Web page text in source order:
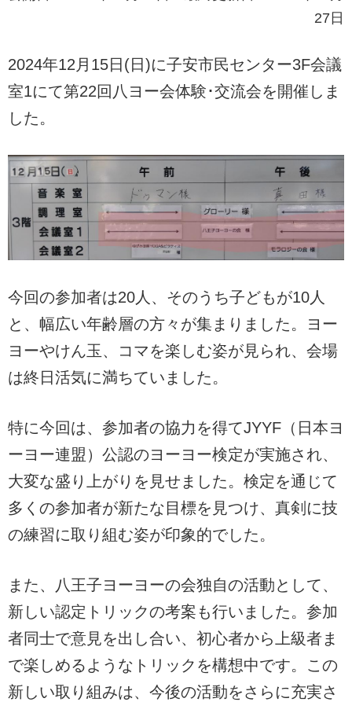
27日
2024年12月15日(日)に子安市民センター3F会議
室1にて第22回八ヨー会体験･交流会を開催しま
した。
今回の参加者は20人、そのうち子どもが10人
と、幅広い年齢層の方々が集まりました。ヨー
ヨーやけん玉、コマを楽しむ姿が見られ、会場
は終日活気に満ちていました。
特に今回は、参加者の協力を得てJYYF（日本ヨ
ーヨー連盟）公認のヨーヨー検定が実施され、
大変な盛り上がりを見せました。検定を通じて
多くの参加者が新たな目標を見つけ、真剣に技
の練習に取り組む姿が印象的でした。
また、八王子ヨーヨーの会独自の活動として、
新しい認定トリックの考案も行いました。参加
者同士で意見を出し合い、初心者から上級者ま
で楽しめるようなトリックを構想中です。この
新しい取り組みは、今後の活動をさらに充実さ